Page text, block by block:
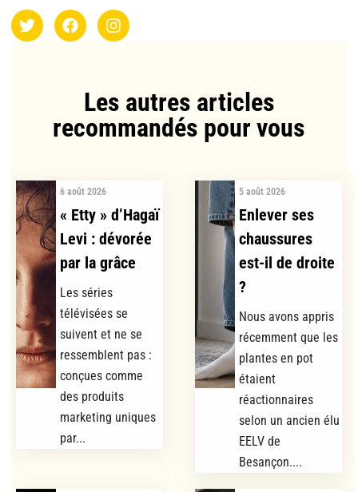
Les autres articles
recommandés pour vous​
6 août 2026
« Etty » d’Hagaï
Levi : dévorée
par la grâce
Les séries
télévisées se
suivent et ne se
ressemblent pas :
conçues comme
des produits
marketing uniques
par...
5 août 2026
Enlever ses
chaussures
est-il de droite
?
Nous avons appris
récemment que les
plantes en pot
étaient
réactionnaires
selon un ancien élu
EELV de
Besançon....